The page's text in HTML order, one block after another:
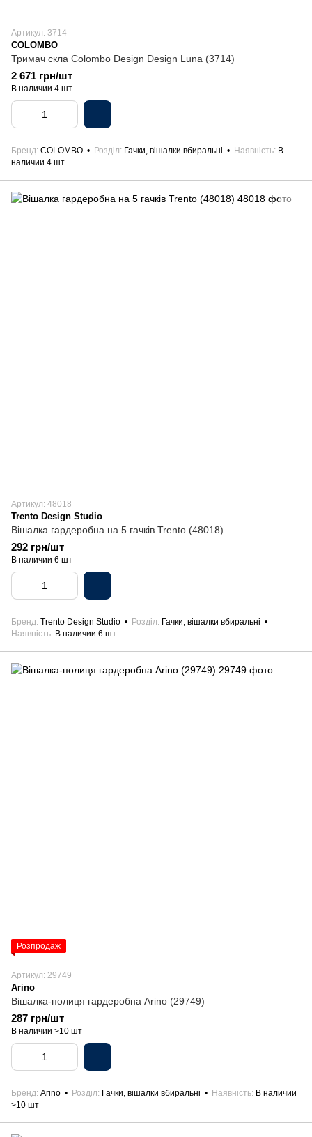
Артикул: 3714
COLOMBO
Тримач скла Colombo Design Design Luna (3714)
2 671 грн/шт
В наличии 4 шт
Бренд COLOMBO Розділ Гачки, вішалки вбиральні Наявність В
наличии 4 шт
Артикул: 48018
Trento Design Studio
Вішалка гардеробна на 5 гачків Trento (48018)
292 грн/шт
В наличии 6 шт
Бренд Trento Design Studio Розділ
Гачки, вішалки вбиральні
Наявність В наличии 6 шт
Розпродаж
Артикул: 29749
Arino
Вішалка-полиця гардеробна Arino (29749)
287 грн/шт
В наличии >10 шт
Бренд Arino Розділ Гачки, вішалки вбиральні Наявність В наличии
>10 шт